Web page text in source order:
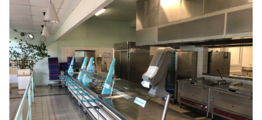
NOTRE BOÎTE À OUTILS
L’AMO ça sert à quoi ?
Avez-vous besoin d’un AMO ?
6 phases pour vous accompagner
NOS RÉFÉRENCES